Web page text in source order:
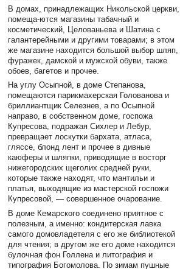
В домах, принадлежащих Никольской церкви,
помеща-ются магазины табачный и
косметический, Целованьева и Шатина с
галантерейными и другими товарами; в этом
же магазине находится большой выбор шляп,
фуражек, дамской и мужской обуви, также
обоев, багетов и прочее.
На углу Осыпной, в доме Степанова,
помещаются парикмахерская Голованова и
бриллиантщик Селезнев, а по Осыпной
направо, в собственном доме, госпожа
Купресова, подражая Сихлер и Лебур,
превращает лоскутки бархата, атласа,
гляссе, блонд лент и прочее в дивные
каюферы и шляпки, приводящие в восторг
нижегородских щеголих средней руки,
которые также находят, что мантильи и
платья, выходящие из мастерской госпожи
Купресовой, — совершенное очарование.
В доме Кемарского соединено приятное с
полезным, а именно: кондитерская лавка
самого домовладетеля с его же библиотекой
для чтения; в другом же его доме находится
булочная фон Голлена и литография и
типография Богомолова. По зимам пушные